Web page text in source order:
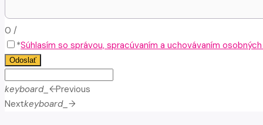
0 /
*Súhlasím so správou, spracúvaním a uchovávaním
Odoslať
keyboard_arrow_leftPrevious
Nextkeyboard_arrow_right